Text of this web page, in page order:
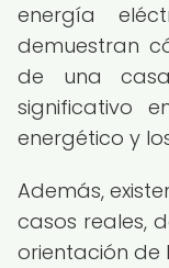
energía
demuestran
de una
significativo
energético y
Además,
casos reales,
orientación de